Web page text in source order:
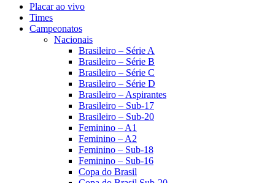
Placar ao vivo
Times
Campeonatos
Nacionais
Brasileiro – Série A
Brasileiro – Série B
Brasileiro – Série C
Brasileiro – Série D
Brasileiro – Aspirantes
Brasileiro – Sub-17
Brasileiro – Sub-20
Feminino – A1
Feminino – A2
Feminino – Sub-18
Feminino – Sub-16
Copa do Brasil